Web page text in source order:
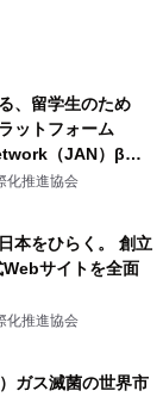
、留学生のため
ットフォーム
（JAN）β版
化推進協会
本をひらく。 創立
サイトを全面
化推進協会
ガス滅菌の世界市